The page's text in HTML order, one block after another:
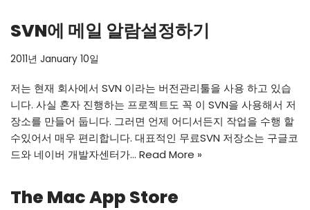
SVN에 메일 알람설정하기
2011년 January 10일
저는 현재 회사에서 SVN 이라는 버전관리툴을 사용 하고 있습
니다. 사실 혼자 진행하는 프로젝트도 꼭 이 SVN을 사용해서 저
장소를 만들어 둡니다. 그러면 언제 어디서든지 작업을 수행 할
수있어서 매우 편리합니다. 대표적인 무료SVN 저장소는 구글코
드와 네이버 개발자센터가… Read More »
The Mac App Store